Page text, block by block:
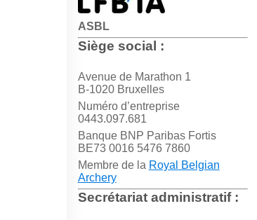
ASBL
Siège social :
Avenue de Marathon 1
B-1020 Bruxelles
Numéro d’entreprise
0443.097.681
Banque BNP Paribas Fortis
BE73 0016 5476 7860
Membre de la Royal Belgian
Archery
Secrétariat administratif :